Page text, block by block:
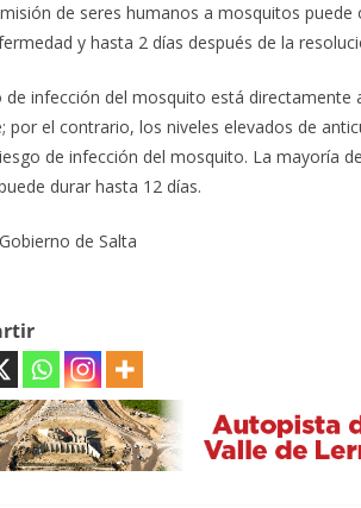
de seres humanos a mosquitos
y hasta 2 días después de la
de infección del mosquito está
por el contrario, los niveles elevados de
de infección del mosquito. La mayoría
durar hasta 12 días.
de Salta